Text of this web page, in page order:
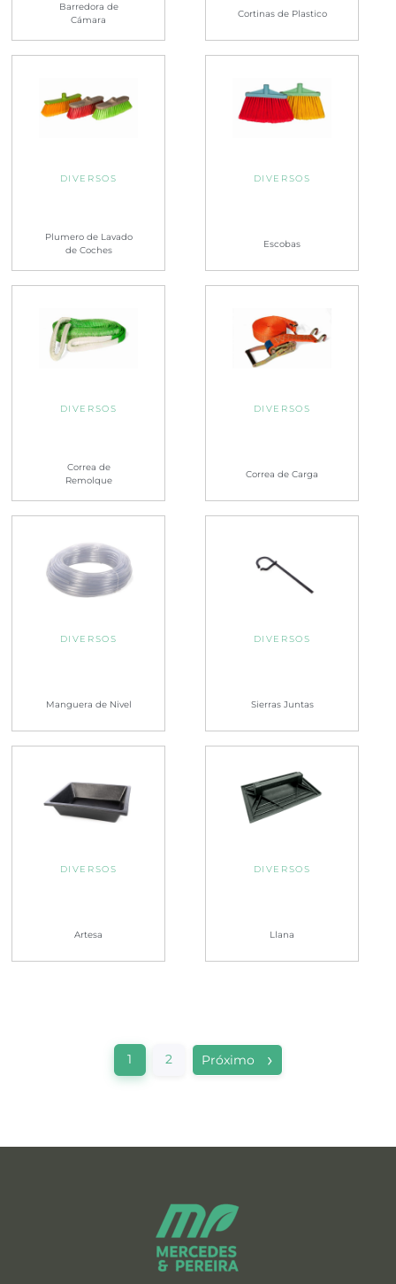
Barredora de
Cámara
Cortinas de Plastico
DIVERSOS
Plumero de Lavado
de Coches
DIVERSOS
Escobas
DIVERSOS
Correa de
Remolque
DIVERSOS
Correa de Carga
DIVERSOS
Manguera de Nivel
DIVERSOS
Sierras Juntas
DIVERSOS
Artesa
DIVERSOS
Llana
1 2 Próximo